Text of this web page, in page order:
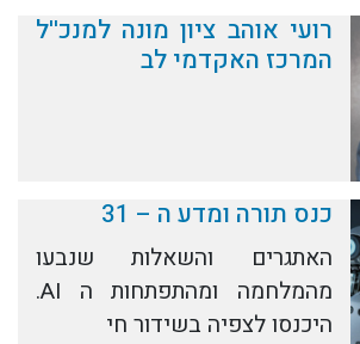
רועי אוהב ציון מונה למנכ''ל
המרכז האקדמי לב
כנס תורה ומדע ה – 31
האתגרים והשאלות שנבעו
מהמלחמה ומהתפתחות ה AI.
היכנסו לצפיה בשידור חי